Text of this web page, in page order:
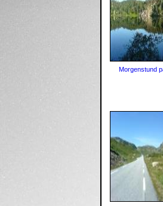
Morgenstund